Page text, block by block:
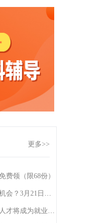
更多>>
费领（限68份）
奇的讲座来啦！（限200名）
为就业“香饽饽”？